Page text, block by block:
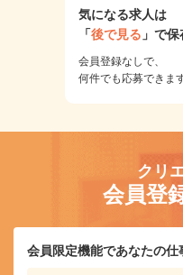
気になる求人は
「後で見る 」で保
会員登録なしで、
何件でも応募できます
クリ
会員登
会員限定機能であなたの仕